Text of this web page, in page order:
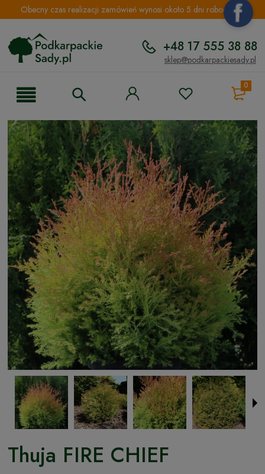
Obecny czas realizacji zamówień wynosi około 5 dni roboczych.
+48 17 555 38 88
sklep@podkarpackiesady.pl
0
Thuja FIRE CHIEF